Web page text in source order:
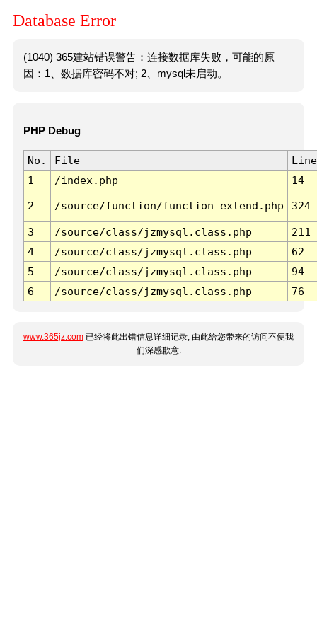
Database Error
(1040) 365建站错误警告：连接数据库失败，可能的原
因：1、数据库密码不对; 2、mysql未启动。
PHP Debug
No. File
Line
1
/index.php 14
2 /source/function/function_extend.php 324
3 /source/class/jzmysql.class.php
211
4
/source/class/jzmysql.class.php
62
5
/source/class/jzmysql.class.php
94
6
/source/class/jzmysql.class.php 76
www.365jz.com 已经将此出错信息详细记录, 由此给您带来的访问不便我
们深感歉意.